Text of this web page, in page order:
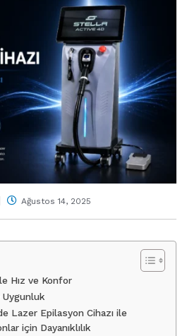
Ağustos 14, 2025
Hız ve Konfor
Lazer Epilasyon Cihazı ile
için Dayanıklılık